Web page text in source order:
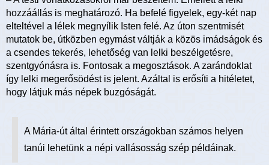
hozzáállás is meghatározó. Ha befelé figyelek, egy-két nap
elteltével a lélek megnyílik Isten felé. Az úton szentmisét
mutatok be, útközben egymást váltják a közös imádságok és
a csendes tekerés, lehetőség van lelki beszélgetésre,
szentgyónásra is. Fontosak a megosztások. A zarándoklat
így lelki megerősödést is jelent. Azáltal is erősíti a hitéletet,
hogy látjuk más népek buzgóságát.
A Mária-út által érintett országokban számos helyen
tanúi lehetünk a népi vallásosság szép példáinak.